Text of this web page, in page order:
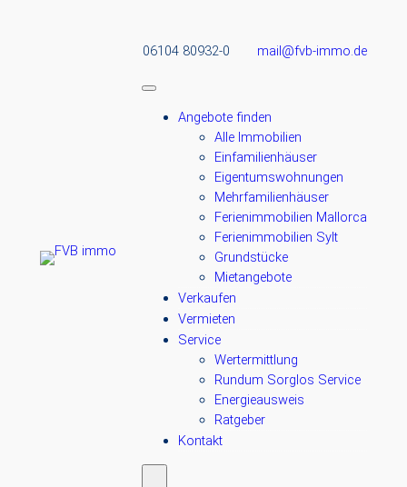
06104 80932-0 mail@fvb-immo.de
Angebote finden
Alle Immobilien
Einfamilienhäuser
Eigentumswohnungen
Mehrfamilienhäuser
Ferienimmobilien Mallorca
Ferienimmobilien Sylt
Grundstücke
Mietangebote
Verkaufen
Vermieten
Service
Wertermittlung
Rundum Sorglos Service
Energieausweis
Ratgeber
Kontakt